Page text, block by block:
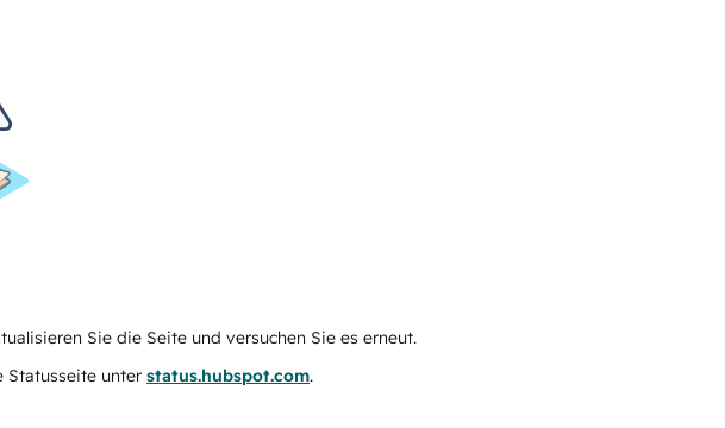
Sie die Seite und versuchen Sie es erneut.
Statusseite unter status.hubspot.com.